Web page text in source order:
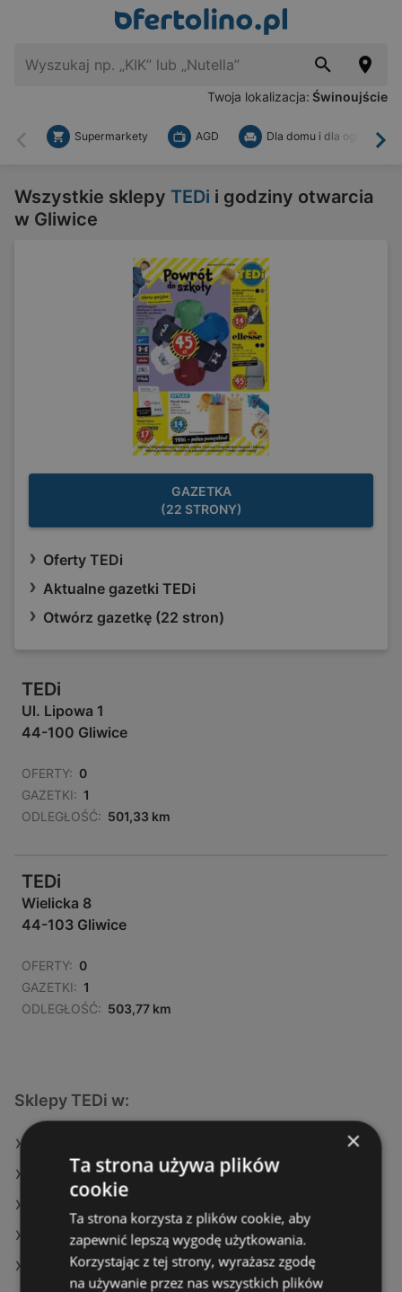
Twoja lokalizacja: Świnoujście
Wstecz
Supermarkety AGD Dla domu i dla ogrodu
Wszystkie sklepy TEDi i godziny otwarcia
w Gliwice
GAZETKA
(22 STRONY)
Oferty TEDi
Aktualne gazetki TEDi
Otwórz gazetkę (22 stron)
TEDi
Ul. Lipowa 1
44-100 Gliwice
OFERTY: 0
GAZETKI: 1
ODLEGŁOŚĆ: 501,33 km
TEDi
Wielicka 8
44-103 Gliwice
OFERTY: 0
GAZETKI: 1
ODLEGŁOŚĆ: 503,77 km
Sklepy TEDi w:
TEDi w Grodzisk Mazowiecki
TEDi w Wągrowiec (Gmina)
TEDi w Pabianice (Gmina)
×
Ta strona używa plików
cookie
Ta strona korzysta z plików cookie, aby
zapewnić lepszą wygodę użytkowania.
Korzystając z tej strony, wyrażasz zgodę
na używanie przez nas wszystkich plików